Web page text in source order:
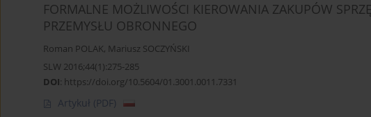
FORMALNE MOŻLIWOŚCI KIEROWANIA ZAKUPÓW
PRZEMYSŁU OBRONNEGO
Roman POLAK, Mariusz SOCZYŃSKI
SLW 2016;44(1):275-285
DOI: https://doi.org/10.5604/01.3001.0011.7331
Artykuł (PDF)